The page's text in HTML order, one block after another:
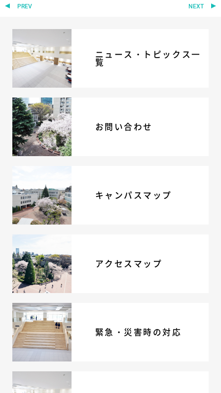
PREV NEXT
ニュース・トピックス一
覧
お問い合わせ
キャンパスマップ
アクセスマップ
緊急・災害時の対応